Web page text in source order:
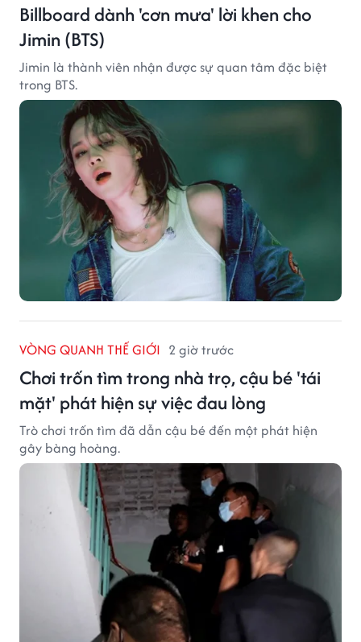
Billboard dành 'cơn mưa' lời khen cho
Jimin (BTS)
Jimin là thành viên nhận được sự quan tâm đặc biệt
trong BTS.
VÒNG QUANH THẾ GIỚI 2 giờ trước
Chơi trốn tìm trong nhà trọ, cậu bé 'tái
mặt' phát hiện sự việc đau lòng
Trò chơi trốn tìm đã dẫn cậu bé đến một phát hiện
gây bàng hoàng.